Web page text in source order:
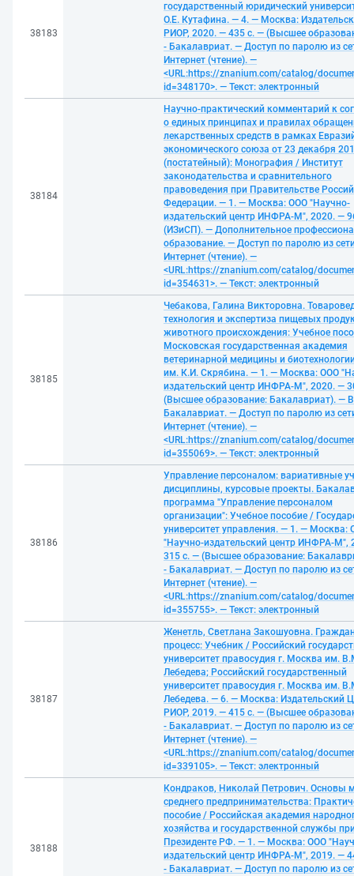
38183
государственный юридический
О.Е. Кутафина. — 4. — Москва:
РИОР, 2020. — 435 с. — (Высшее
- Бакалавриат. — Доступ по паролю из
Интернет (чтение). —
<URL:https://znanium.com/catalog/
id=348170>. — Текст: электронный
38184
Научно-практический комментарий к
о единых принципах и правилах
лекарственных средств в рамках
экономического союза от 23 декабря
(постатейный): Монография / Институт
законодательства и сравнительного
правоведения при Правительстве
Федерации. — 1. — Москва: ООО "Научно-
издательский центр ИНФРА-М", 2020. —
(ИЗиСП). — Дополнительное
образование. — Доступ по паролю из
Интернет (чтение). —
<URL:https://znanium.com/catalog/
id=354631>. — Текст: электронный
38185
Чебакова, Галина Викторовна.
технология и экспертиза пищевых
животного происхождения: Учебное
Московская государственная академия
ветеринарной медицины и
им. К.И. Скрябина. — 1. — Москва: ООО
издательский центр ИНФРА-М", 2020. —
(Высшее образование: Бакалавриат). —
Бакалавриат. — Доступ по паролю из
Интернет (чтение). —
<URL:https://znanium.com/catalog/
id=355069>. — Текст: электронный
38186
Управление персоналом: вариативные
дисциплины, курсовые проекты.
программа "Управление персоналом
организации": Учебное пособие /
университет управления. — 1. — Москва:
"Научно-издательский центр ИНФРА-М",
315 с. — (Высшее образование:
- Бакалавриат. — Доступ по паролю из
Интернет (чтение). —
<URL:https://znanium.com/catalog/
id=355755>. — Текст: электронный
38187
Женетль, Светлана Закошуовна.
процесс: Учебник / Российский
университет правосудия г. Москва им.
Лебедева; Российский государственный
университет правосудия г. Москва им.
Лебедева. — 6. — Москва: Издательский
РИОР, 2019. — 415 с. — (Высшее
- Бакалавриат. — Доступ по паролю из
Интернет (чтение). —
<URL:https://znanium.com/catalog/
id=339105>. — Текст: электронный
38188
Кондраков, Николай Петрович. Основы
среднего предпринимательства:
пособие / Российская академия
хозяйства и государственной службы
Президенте РФ. — 1. — Москва: ООО
издательский центр ИНФРА-М", 2019. —
- Бакалавриат. — Доступ по паролю из